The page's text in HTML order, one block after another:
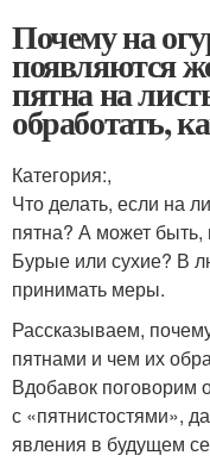
Почему на
появляются
пятна на
обработать,
Категория:,
Что делать, если на
пятна? А может
Бурые или сухие? В
принимать меры.
Рассказываем,
пятнами и чем их
Вдобавок поговорим
с «пятнистостями»,
явления в будущем